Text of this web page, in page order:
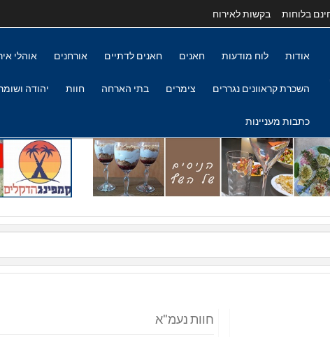
בלוחות בקשות לאירוח
אודות לוח מודעות חאנים חאנים לדתיים אורחנים אוהלי
השכרת קראוונים נגררים צימרים בתי הארחה חוות יהודה
כתבות מעניינות
חוות נעמ"א